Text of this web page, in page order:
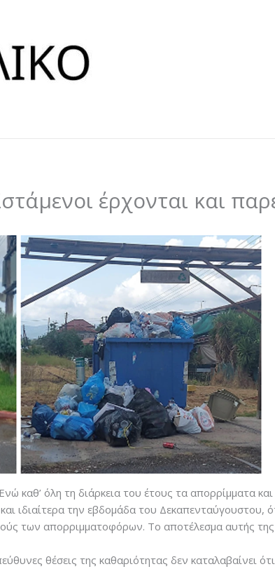
έρχονται και
καθ’ όλη τη διάρκεια του έτους τα απορρίμματα
ιδιαίτερα την εβδομάδα του Δεκαπενταύγουστου,
των απορριμματοφόρων. Το αποτέλεσμα αυτής
θέσεις της καθαριότητας δεν καταλαβαίνει